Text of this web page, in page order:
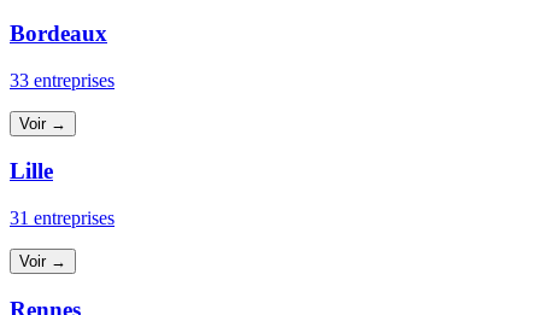
Bordeaux
33 entreprises
Voir →
Lille
31 entreprises
Voir →
Rennes